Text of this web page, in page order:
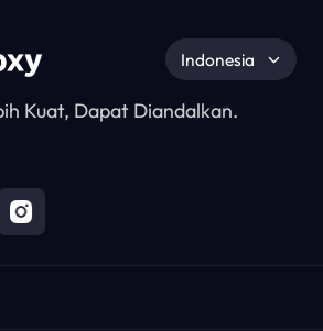
Kuat, Dapat Diandalkan.
Indonesia